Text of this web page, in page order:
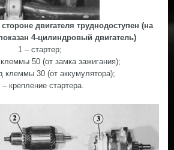
двигателя труднодоступен (на
4-цилиндровый двигатель)
1 – стартер;
50 (от замка зажигания);
клеммы 30 (от аккумулятора);
– крепление стартера.